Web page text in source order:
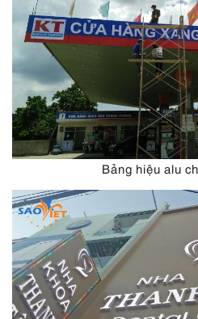
Bảng hiệu alu